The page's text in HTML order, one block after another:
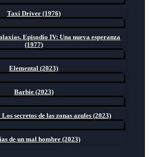
Taxi Driver (1976)
Episodio IV: Una nueva esperanza
(1977)
Elemental (2023)
Barbie (2023)
secretos de las zonas azules (2023)
de un mal hombre (2023)